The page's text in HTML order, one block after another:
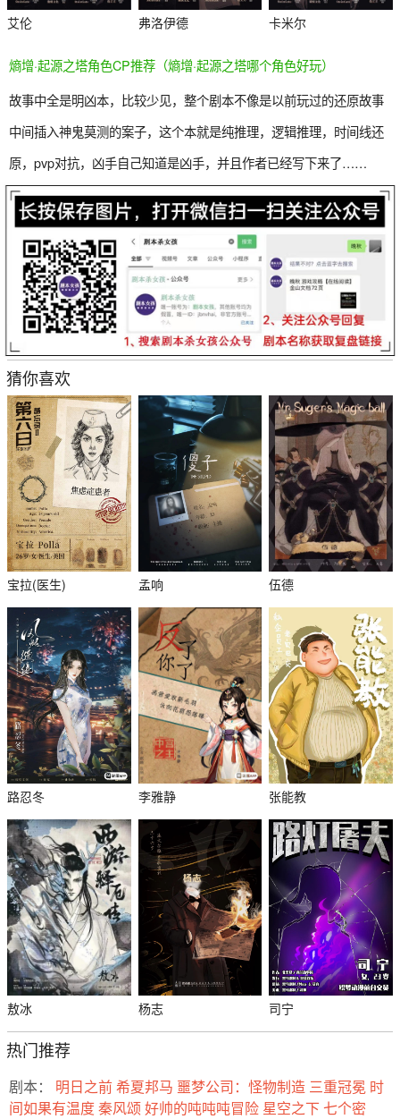
杀
艾伦 弗洛伊德 卡米尔
熵增·起源之塔角色CP推荐（熵增·起源之塔哪个角色好玩）
故事中全是明凶本，比较少见，整个剧本不像是以前玩过的还原故事
中间插入神鬼莫测的案子，这个本就是纯推理，逻辑推理，时间线还
原，pvp对抗，凶手自己知道是凶手，并且作者已经写下来了……
猜你喜欢
宝拉(医生) 孟响 伍德
路忍冬 李雅静 张能教
敖冰 杨志 司宁
热门推荐
剧本： 明日之前希夏邦马 噩梦公司：怪物制造 三重冠冕 时
间如果有温度秦风颂好帅的吨吨吨冒险 星空之下七个密